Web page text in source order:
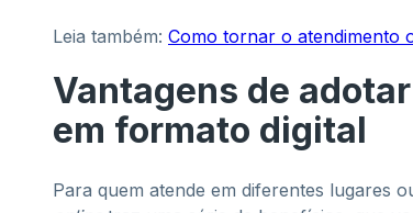
Leia também: Como tornar o atendimento
Vantagens de
em formato digital
Para quem atende em diferentes lugares